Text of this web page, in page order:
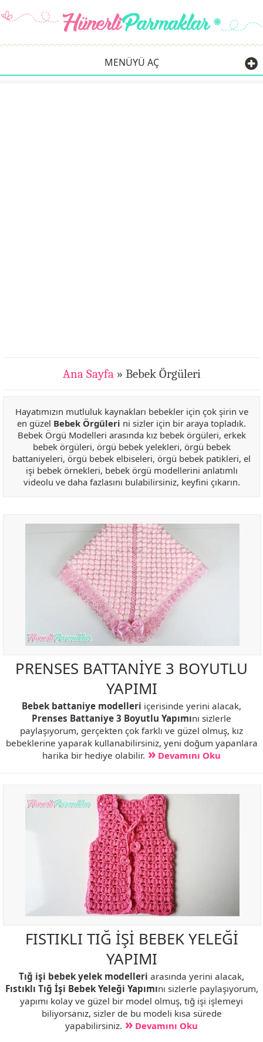
MENÜYÜ AÇ
Ana Sayfa» Bebek Örgüleri
Hayatımızın mutluluk kaynakları bebekler için çok şirin ve
en güzel Bebek Örgüleri ni sizler için bir araya topladık.
Bebek Örgü Modelleri arasında kız bebek örgüleri, erkek
bebek örgüleri, örgü bebek yelekleri, örgü bebek
battaniyeleri, örgü bebek elbiseleri, örgü bebek patikleri, el
işi bebek örnekleri, bebek örgü modellerini anlatımlı
videolu ve daha fazlasını bulabilirsiniz, keyfini çıkarın.
PRENSES BATTANİYE 3 BOYUTLU
YAPIMI
Bebek battaniye modelleri içerisinde yerini alacak,
Prenses Battaniye 3 Boyutlu Yapımını sizlerle
paylaşıyorum, gerçekten çok farklı ve güzel olmuş, kız
bebeklerine yaparak kullanabilirsiniz, yeni doğum yapanlara
harika bir hediye olabilir.
Devamını Oku
FISTIKLI TIĞ İŞİ BEBEK YELEĞİ
YAPIMI
Tığ işi bebek yelek modelleri arasında yerini alacak,
Fıstıklı Tığ İşi Bebek Yeleği Yapımını sizlerle paylaşıyorum,
yapımı kolay ve güzel bir model olmuş, tığ işi işlemeyi
biliyorsanız, sizler de bu modeli kısa sürede
yapabilirsiniz.
Devamını Oku